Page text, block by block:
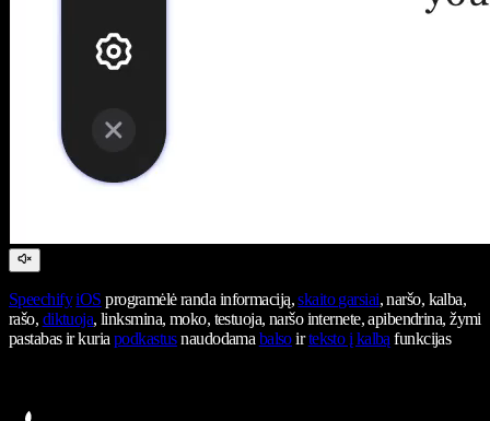
Speechify iOS programėlė randa informaciją,skaito garsiai, naršo, kalba,
rašo, diktuoja, linksmina, moko, testuoja, naršo internete, apibendrina, žymi
pastabas ir kuriapodkastusnaudodamabalsoirteksto į kalbąfunkcijas